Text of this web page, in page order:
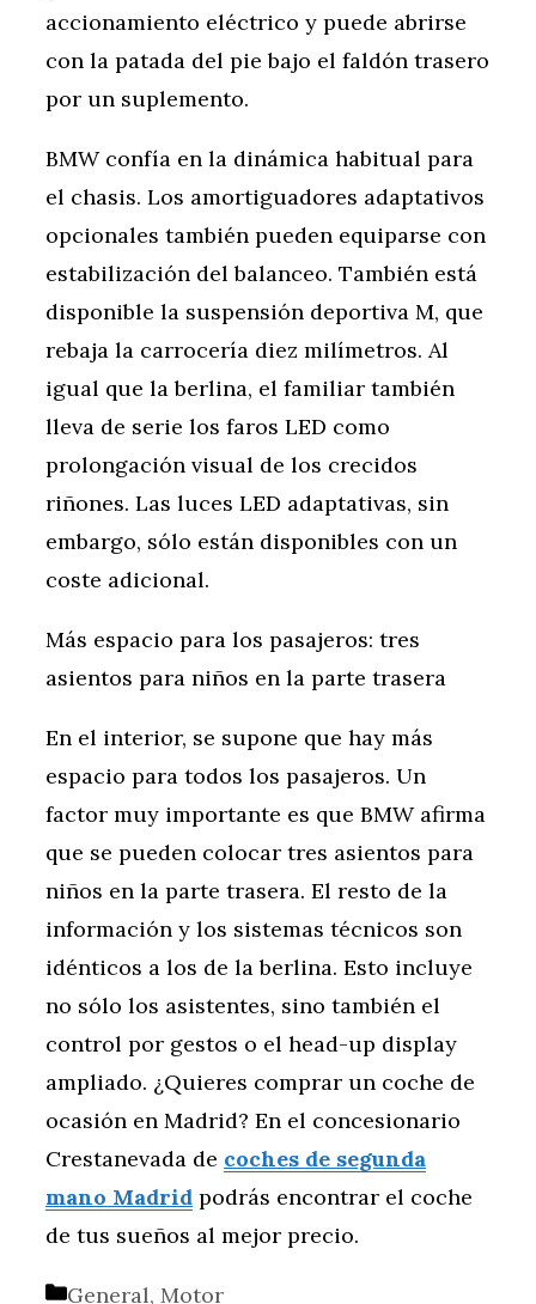
accionamiento eléctrico y puede abrirse
con la patada del pie bajo el faldón trasero
por un suplemento.
BMW confía en la dinámica habitual para
el chasis. Los amortiguadores adaptativos
opcionales también pueden equiparse con
estabilización del balanceo. También está
disponible la suspensión deportiva M, que
rebaja la carrocería diez milímetros. Al
igual que la berlina, el familiar también
lleva de serie los faros LED como
prolongación visual de los crecidos
riñones. Las luces LED adaptativas, sin
embargo, sólo están disponibles con un
coste adicional.
Más espacio para los pasajeros: tres
asientos para niños en la parte trasera
En el interior, se supone que hay más
espacio para todos los pasajeros. Un
factor muy importante es que BMW afirma
que se pueden colocar tres asientos para
niños en la parte trasera. El resto de la
información y los sistemas técnicos son
idénticos a los de la berlina. Esto incluye
no sólo los asistentes, sino también el
control por gestos o el head-up display
ampliado. ¿Quieres comprar un coche de
ocasión en Madrid? En el concesionario
Crestanevada de coches de segunda
mano Madrid podrás encontrar el coche
de tus sueños al mejor precio.
Categorías
General, Motor